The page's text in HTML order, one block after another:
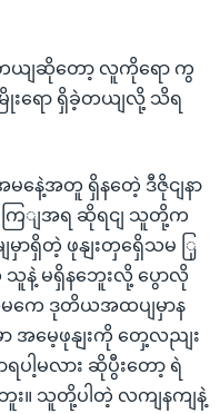
တယျဆိုတော့ လူကိုရော ကွ
မြိုးရော ရှိခဲ့တယျလို့ သိရ
ေဲ့အတူ ရှိနတေဲ့ ဒီဇိုငျနာ
ကြျအရ ဆိုရငျ သူတို့က
မှာရှိတဲ့ ဖုနျးတှရှေိသမ ြှ
သူနဲ့ မရှိနဘေူးလို့ ပွောလို
မကေ ဒုတိယအထပျမှာန
အမေ့ဖုနျးကို တှေ့လညျး
ပါ့မလား ဆိုပွီးတော့ ရဲ
း။ သူတို့ပါတဲ့ လကျနကျနဲ့